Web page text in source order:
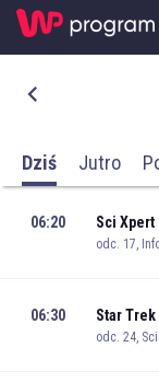
Dziś Jutro
06:20 Sci
odc. 17,
06:30 Star
odc. 24,